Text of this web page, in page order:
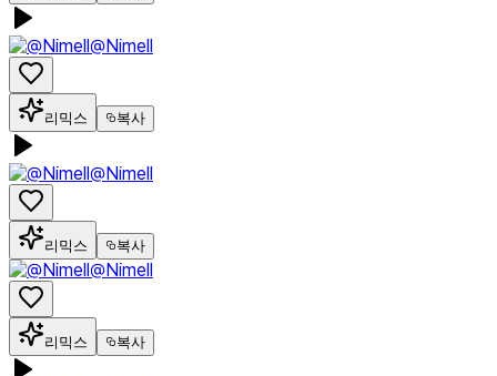
@Nimell
리믹스 복사
@Nimell
리믹스 복사
@Nimell
리믹스 복사